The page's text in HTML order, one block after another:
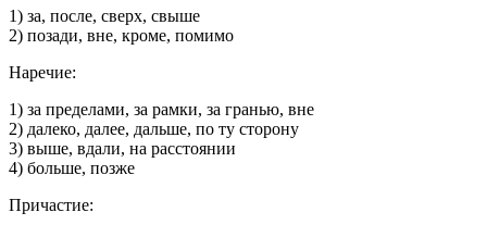
1) за, после, сверх, свыше
2) позади, вне, кроме, помимо
Наречие:
1) за пределами, за рамки, за гранью, вне
2) далеко, далее, дальше, по ту сторону
3) выше, вдали, на расстоянии
4) больше, позже
Причастие: